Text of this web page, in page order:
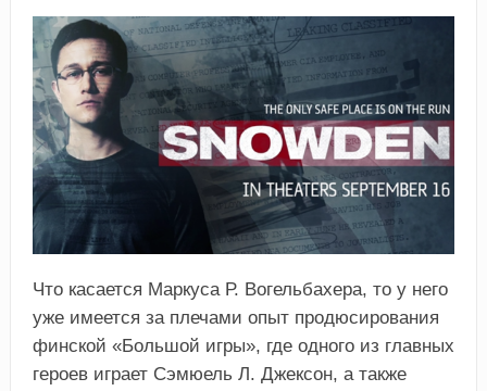
Что касается Маркуса Р. Вогельбахера, то у него
уже имеется за плечами опыт продюсирования
финской «Большой игры», где одного из главных
героев играет Сэмюель Л. Джексон, а также